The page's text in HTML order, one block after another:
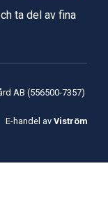
ta del av fina
AB (556500-7357)
E-handel av Viström